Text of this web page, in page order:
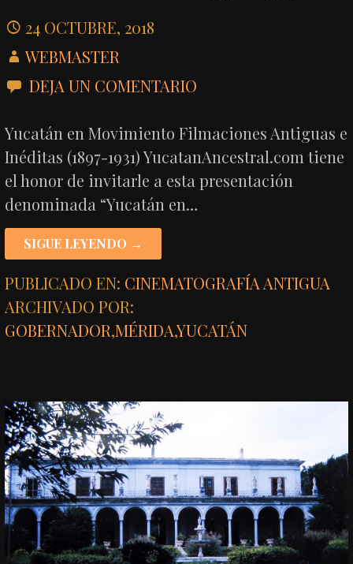
24 OCTUBRE, 2018
WEBMASTER
DEJA UN COMENTARIO
Yucatán en Movimiento Filmaciones Antiguas e
Inéditas (1897-1931) YucatanAncestral.com tiene
el honor de invitarle a esta presentación
denominada “Yucatán en…
SIGUE LEYENDO →
PUBLICADO EN: CINEMATOGRAFÍA ANTIGUA
ARCHIVADO POR:
GOBERNADOR,MÉRIDA,YUCATÁN